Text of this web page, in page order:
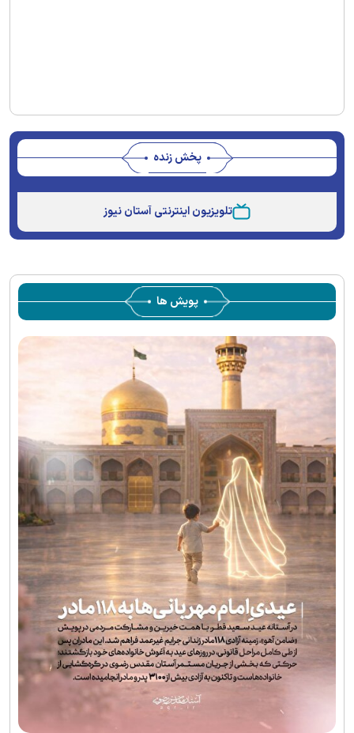
پخش زنده
تلویزیون اینترنتی آستان نیوز
پویش ها